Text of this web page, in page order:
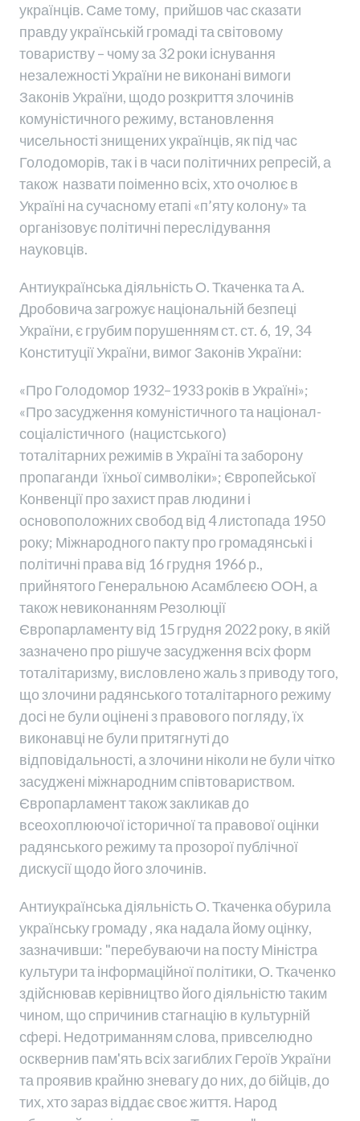
українців. Саме тому, прийшов час сказати
правду українській громаді та світовому
товариству – чому за 32 роки існування
незалежності України не виконані вимоги
Законів України, щодо розкриття злочинів
комуністичного режиму, встановлення
чисельності знищених українців, як під час
Голодоморів, так і в часи політичних репресій, а
також назвати поіменно всіх, хто очолює в
Україні на сучасному етапі «п’яту колону» та
організовує політичні переслідування
науковців.
Антиукраїнська діяльність О. Ткаченка та А.
Дробовича загрожує національній безпеці
України, є грубим порушенням ст. ст. 6, 19, 34
Конституції України, вимог Законів України:
«Про Голодомор 1932–1933 років в Україні»;
«Про засудження комуністичного та націонал-
соціалістичного (нацистського)
тоталітарних режимів в Україні та заборону
пропаганди їхньої символіки»; Європейської
Конвенції про захист прав людини і
основоположних свобод від 4 листопада 1950
року; Міжнародного пакту про громадянські і
політичні права від 16 грудня 1966 р.,
прийнятого Генеральною Асамблеєю ООН, а
також невиконанням Резолюції
Європарламенту від 15 грудня 2022 року, в якій
зазначено про рішуче засудження всіх форм
тоталітаризму, висловлено жаль з приводу того,
що злочини радянського тоталітарного режиму
досі не були оцінені з правового погляду, їх
виконавці не були притягнуті до
відповідальності, а злочини ніколи не були чітко
засуджені міжнародним співтовариством.
Європарламент також закликав до
всеохоплюючої історичної та правової оцінки
радянського режиму та прозорої публічної
дискусії щодо його злочинів.
Антиукраїнська діяльність О. Ткаченка обурила
українську громаду , яка надала йому оцінку,
зазначивши: "перебуваючи на посту Міністра
культури та інформаційної політики, О. Ткаченко
здійснював керівництво його діяльністю таким
чином, що спричинив стагнацію в культурній
сфері. Недотриманням слова, привселюдно
осквернив пам'ять всіх загиблих Героїв України
та проявив крайню зневагу до них, до бійців, до
тих, хто зараз віддає своє життя. Народ